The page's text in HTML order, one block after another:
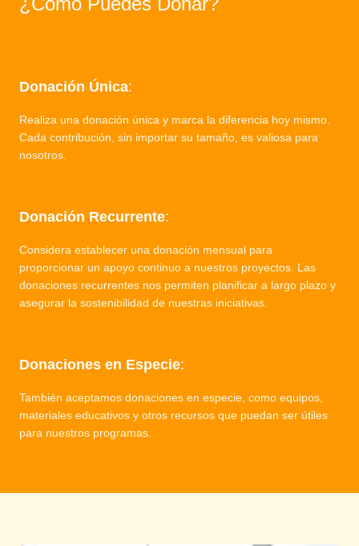
Donación Única:
Realiza una donación única y marca la diferencia hoy mismo.
Cada contribución, sin importar su tamaño, es valiosa para
nosotros.
Donación Recurrente:
Considera establecer una donación mensual para
proporcionar un apoyo continuo a nuestros proyectos. Las
donaciones recurrentes nos permiten planificar a largo plazo y
asegurar la sostenibilidad de nuestras iniciativas.
Donaciones en Especie:
También aceptamos donaciones en especie, como equipos,
materiales educativos y otros recursos que puedan ser útiles
para nuestros programas.